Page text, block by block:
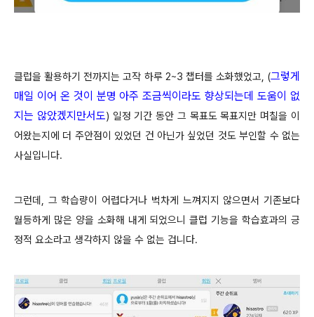
클럽을 활용하기 전까지는 고작 하루 2~3 챕터를 소화했었고, (그렇게
매일 이어 온 것이 분명 아주 조금씩이라도 향상되는데 도움이 없
지는 않았겠지만서도) 일정 기간 동안 그 목표도 목표지만 며칠을 이
어왔는지에 더 주안점이 있었던 건 아닌가 싶었던 것도 부인할 수 없는
사실입니다.
그런데, 그 학습량이 어렵다거나 벅차게 느껴지지 않으면서 기존보다
월등하게 많은 양을 소화해 내게 되었으니 클럽 기능을 학습효과의 긍
정적 요소라고 생각하지 않을 수 없는 겁니다.